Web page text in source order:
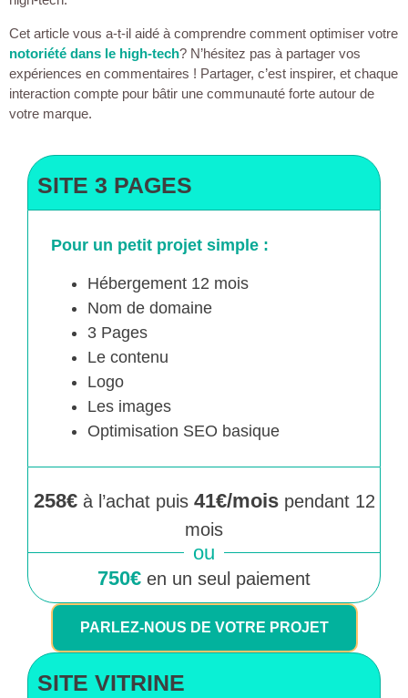
Cet article vous a-t-il aidé à comprendre comment optimiser votre
notoriété dans le high-tech? N’hésitez pas à partager vos
expériences en commentaires ! Partager, c’est inspirer, et chaque
interaction compte pour bâtir une communauté forte autour de
votre marque.
SITE 3 PAGES
Pour un petit projet simple :
Hébergement 12 mois
Nom de domaine
3 Pages
Le contenu
Logo
Les images
Optimisation SEO basique
258€ à l’achat puis 41€/mois pendant 12
mois
ou
750€ en un seul paiement
PARLEZ-NOUS DE VOTRE PROJET
SITE VITRINE